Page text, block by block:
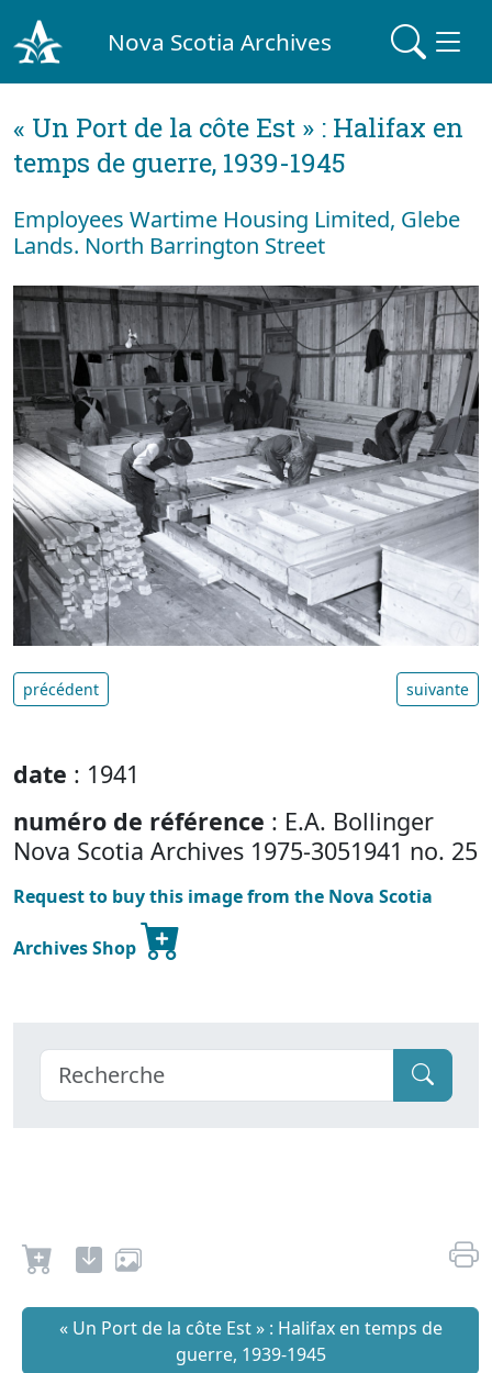
Nova Scotia Archives
« Un Port de la côte Est » : Halifax en
temps de guerre, 1939-1945
Employees Wartime Housing Limited, Glebe
Lands. North Barrington Street
précédent suivante
date : 1941
numéro de référence : E.A. Bollinger
Nova Scotia Archives 1975-3051941 no. 25
Request to buy this image from the Nova Scotia
Archives Shop
« Un Port de la côte Est » : Halifax en temps de
guerre, 1939-1945